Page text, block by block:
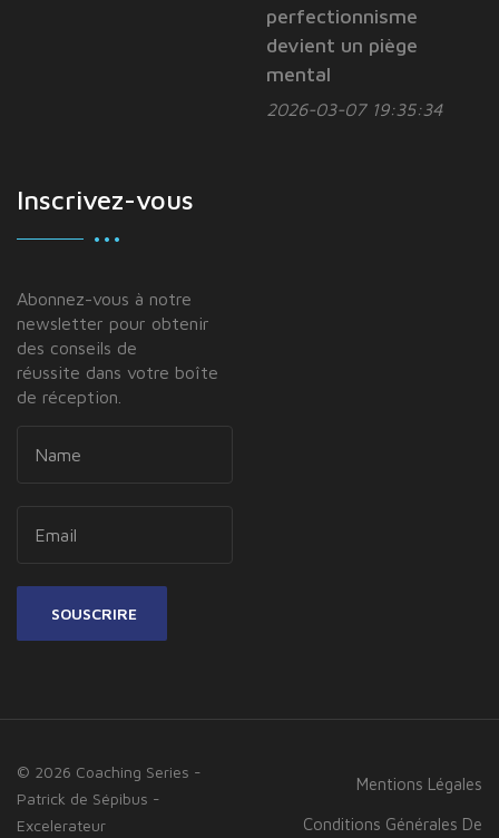
perfectionnisme
devient un piège
mental
2026-03-07 19:35:34
Inscrivez-vous
Abonnez-vous à notre
newsletter pour obtenir
des conseils de
réussite dans votre boîte
de réception.
SOUSCRIRE
© 2026 Coaching Series -
Patrick de Sépibus -
Excelerateur
Mentions Légales
Conditions Générales De